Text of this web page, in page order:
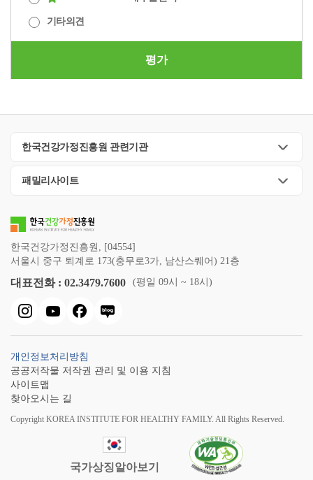
기타의견
평가
한국건강가정진흥원 관련기관
패밀리사이트
한국건강가정진흥원, [04554]
서울시 중구 퇴계로 173(충무로3가, 남산스퀘어) 21층
대표전화 : 02.3479.7600 (평일 09시 ~ 18시)
개인정보처리방침
공공저작물 저작권 관리 및 이용 지침
사이트맵
찾아오시는 길
Copyright KOREA INSTITUTE FOR HEALTHY FAMILY. All Rights Reserved.
국가상징알아보기